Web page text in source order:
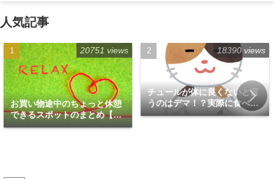
人気記事
お買い物途中のちょっと休憩
できるスポットのまとめ【福
岡天神エリア編】
20751 views
チュールが体に良くないと言
うのはデマ！？実際に食べて
みた！
18390 views